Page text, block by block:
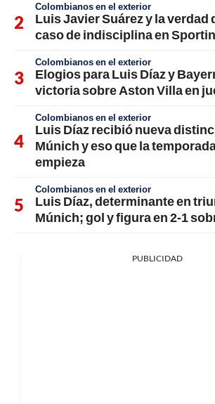
Colombianos en el exterior
Luis Javier Suárez y la verdad
caso de indisciplina en
Colombianos en el exterior
Elogios para Luis Díaz y
victoria sobre Aston Villa en
Colombianos en el exterior
Luis Díaz recibió nueva
Múnich y eso que la
empieza
Colombianos en el exterior
Luis Díaz, determinante en
Múnich; gol y figura en 2-1
PUBLICIDAD